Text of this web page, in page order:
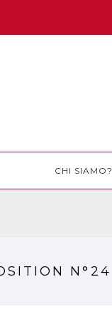
CHI SIAMO?
N°24